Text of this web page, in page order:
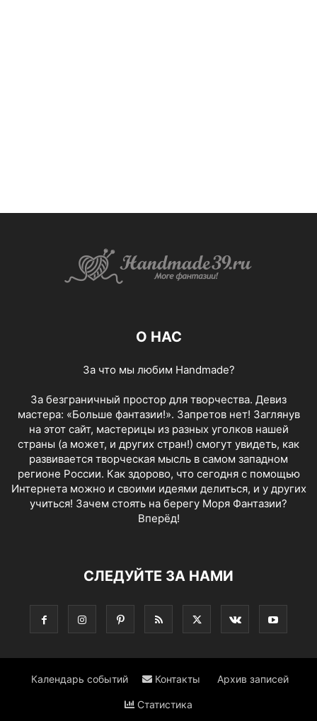
О НАС
За что мы любим Handmade?
За безграничный простор для творчества. Девиз
мастера: «Больше фантазии!». Запретов нет! Заглянув
на этот сайт, мастерицы из разных уголков нашей
страны (а может, и других стран!) смогут увидеть, как
развивается творческая мысль в самом западном
регионе России. Как здорово, что сегодня с помощью
Интернета можно и своими идеями делиться, и у других
учиться! Зачем стоять на берегу Моря Фантазии?
Вперёд!
СЛЕДУЙТЕ ЗА НАМИ
Календарь событий Контакты Архив записей
Статистика